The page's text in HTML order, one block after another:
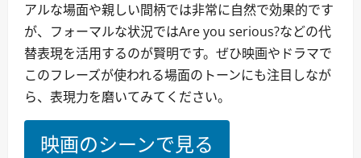
アルな場面や親しい間柄では非常に自然で効果的です
が、フォーマルな状況ではAre you serious?などの代
替表現を活用するのが賢明です。ぜひ映画やドラマで
このフレーズが使われる場面のトーンにも注目しなが
ら、表現力を磨いてみてください。
映画のシーンで見る